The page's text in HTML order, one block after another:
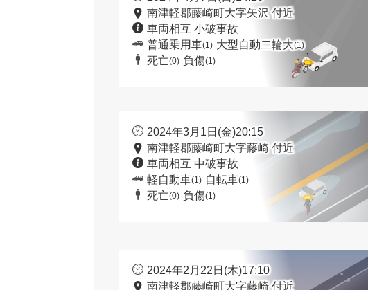
南津軽郡藤崎町大字矢沢 付近
車両相互 小破事故
普通乗用車(1) 大型自動二輪大(1)
死亡(0) 負傷(1)
2024年3月1日(金)20:15
南津軽郡藤崎町大字藤崎 付近
車両相互 中破事故
軽自動車(1) 自転車(1)
死亡(0) 負傷(1)
2024年2月22日(木)17:10
南津軽郡藤崎町大字藤崎 付近